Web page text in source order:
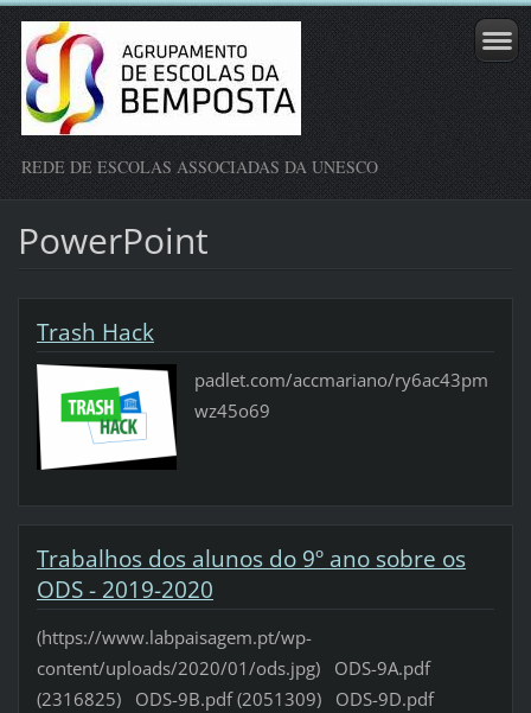
REDE DE ESCOLAS ASSOCIADAS DA UNESCO
PowerPoint
Trash Hack
padlet.com/accmariano/ry6ac43pm
wz45o69
Trabalhos dos alunos do 9º ano sobre os
ODS - 2019-2020
(https://www.labpaisagem.pt/wp-
content/uploads/2020/01/ods.jpg) ODS-9A.pdf
(2316825) ODS-9B.pdf (2051309) ODS-9D.pdf